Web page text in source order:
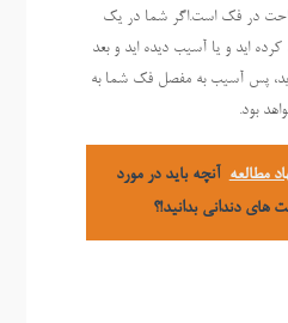
در فک است.اگر شما در یک
اید و یا آسیب دیده اید و بعد
پس آسیب به مفصل فک شما به
بود.
مطالعه آنچه باید در مورد
های دندانی بدانید!؟